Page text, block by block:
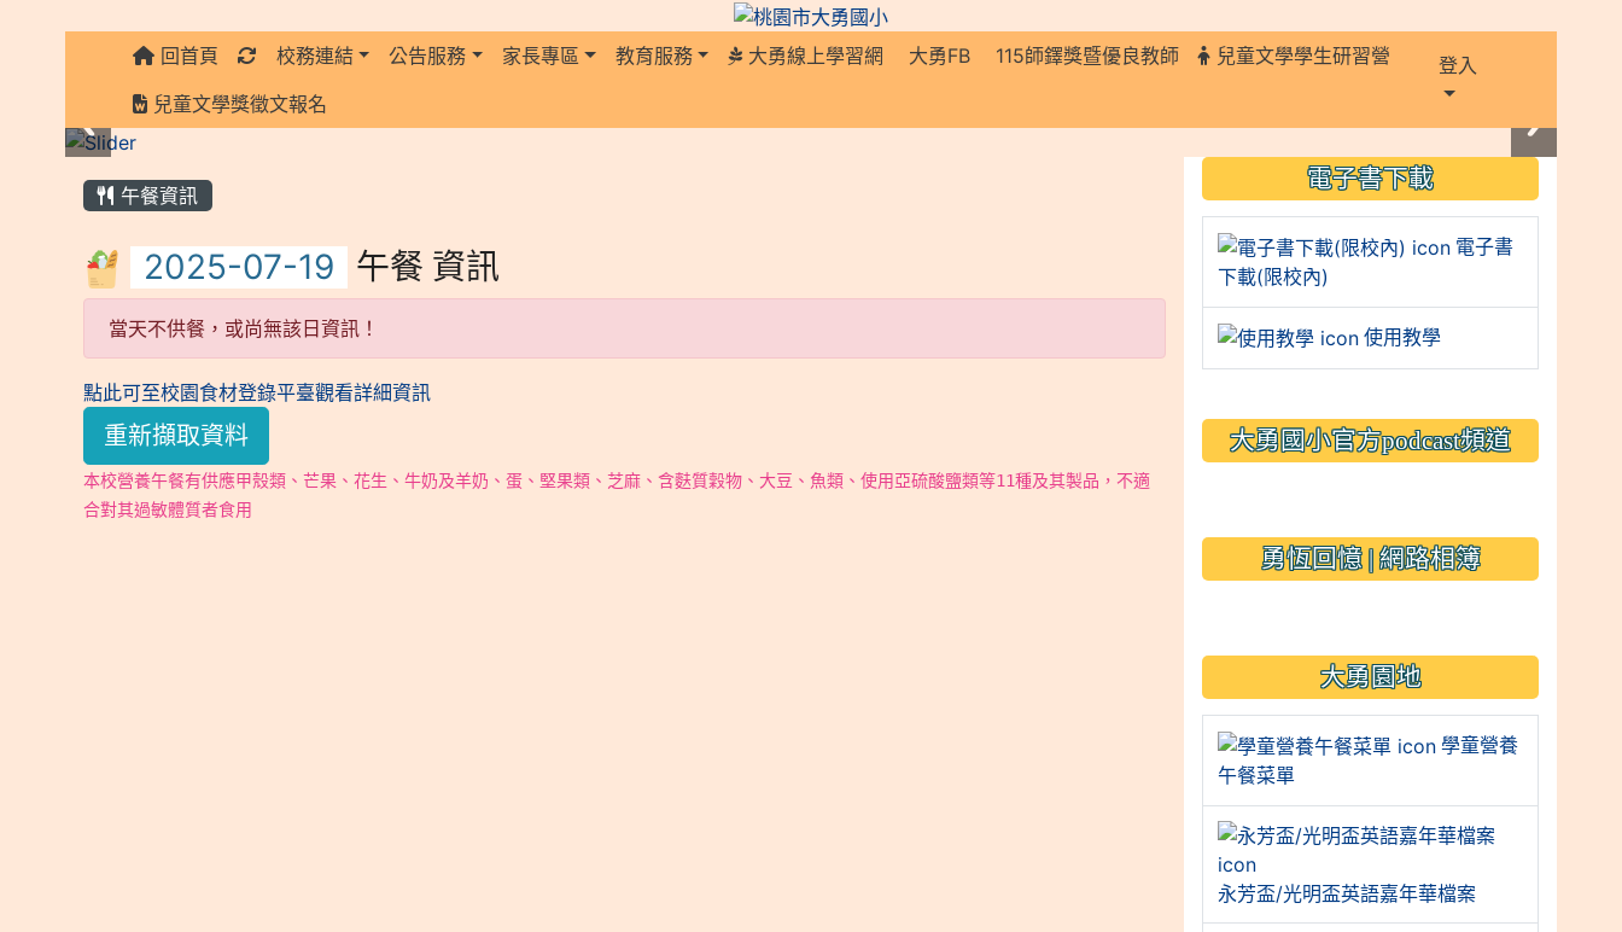
回首頁 校務連結 公告服務 家長專區 教育服務 大勇線上學習網 大勇FB 115師鐸獎暨優良教師
兒童文學學生研習營
兒童文學獎徵文報名
登入
午餐資訊
午餐 資訊
當天不供餐，或尚無該日資訊！
點此可至校園食材登錄平臺觀看詳細資訊
重新擷取資料
本校營養午餐有供應甲殼類、芒果、花生、牛奶及羊奶、蛋、堅果類、芝麻、含麩質穀物、大豆、魚類、使用亞硫酸鹽類等11種及其製品，不適
合對其過敏體質者食用
::: 電子書下載
電子書
下載(限校內)
使用教學
大勇國小官方podcast頻道
勇恆回憶 | 網路相簿
大勇園地
學童營養
午餐菜單
永芳盃/光明盃英語嘉年華檔案